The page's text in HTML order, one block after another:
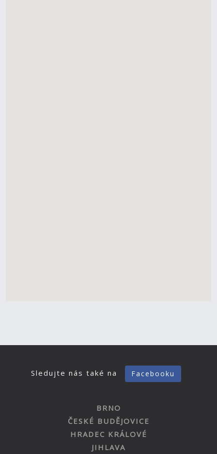
Sledujte nás také na Facebooku
BRNO
ČESKÉ BUDĚJOVICE
HRADEC KRÁLOVÉ
JIHLAVA